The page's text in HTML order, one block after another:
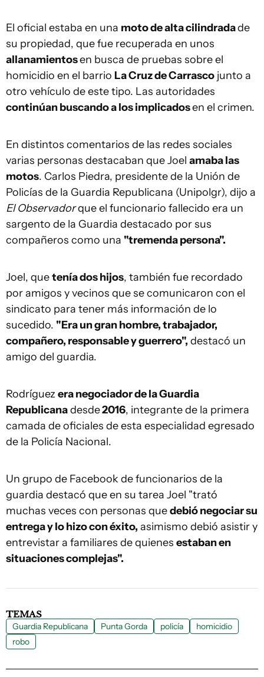
El oficial estaba en una moto de alta cilindradade
su propiedad, que fue recuperada en unos
allanamientosen busca de pruebas sobre el
homicidio en el barrio La Cruz de Carrasco junto a
otro vehículo de este tipo. Las autoridades
continúan buscando a los implicadosen el crimen.
En distintos comentarios de las redes sociales
varias personas destacaban que Joel amaba las
motos. Carlos Piedra, presidente de la Unión de
Policías de la Guardia Republicana (Unipolgr), dijo a
El Observadorque el funcionario fallecido era un
sargento de la Guardia destacado por sus
compañeros como una "tremenda persona".
Joel, quetenía dos hijos, también fue recordado
por amigos y vecinos que se comunicaron con el
sindicato para tener más información de lo
sucedido. "Era un gran hombre, trabajador,
compañero, responsable y guerrero", destacó un
amigo del guardia.
Rodríguez era negociador de la Guardia
Republicanadesde2016, integrante de la primera
camada de oficiales de esta especialidad egresado
de la Policía Nacional.
Un grupo de Facebook de funcionarios de la
guardia destacó que en su tarea Joel "trató
muchas veces con personas quedebió negociar su
entrega y lo hizo con éxito, asimismo debió asistir y
entrevistar a familiares de quienes estaban en
situaciones complejas".
TEMAS
Guardia Republicana Punta Gorda policía
homicidio
robo